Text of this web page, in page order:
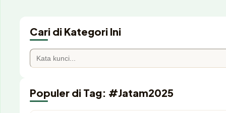
Cari di Kategori Ini
Populer di Tag: #Jatam2025